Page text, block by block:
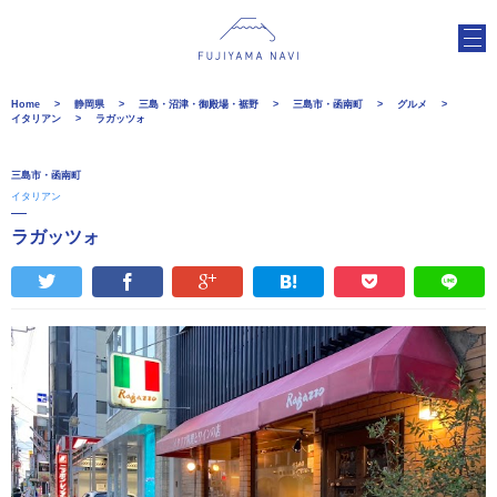
Home 静岡県 三島・沼津・御殿場・裾野 三島市・函南町
グルメ
イタリアン
ラガッツォ
三島市・函南町
イタリアン
ラガッツォ